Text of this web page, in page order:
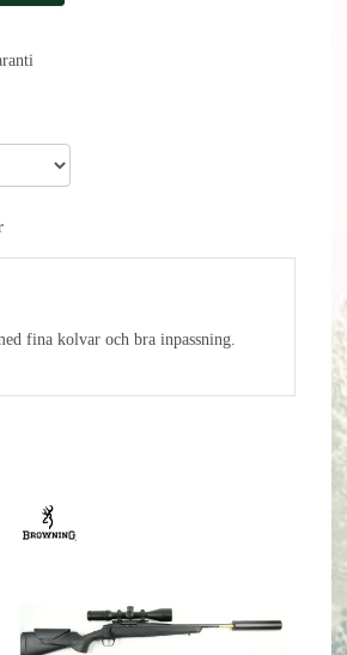
fina kolvar och bra inpassning.